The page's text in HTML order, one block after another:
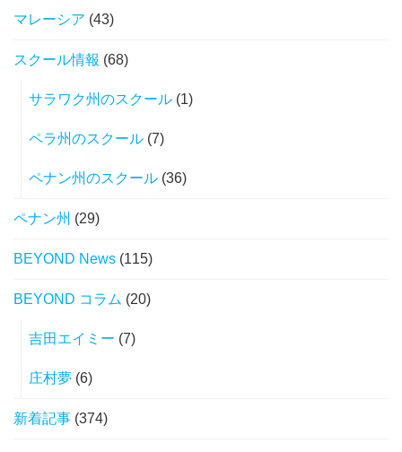
マレーシア (43)
スクール情報 (68)
サラワク州のスクール (1)
ペラ州のスクール (7)
ペナン州のスクール (36)
ペナン州 (29)
BEYOND News (115)
BEYOND コラム (20)
吉田エイミー (7)
庄村夢 (6)
新着記事 (374)